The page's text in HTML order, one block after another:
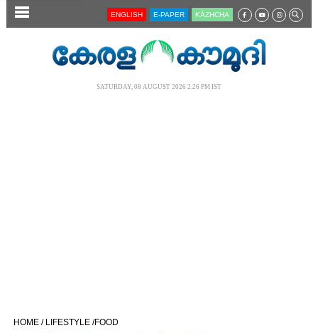
SECTIONS ENGLISH E-PAPER KĀZHCHA
SATURDAY, 08 AUGUST 2026 2.26 PM IST
HOME / LIFESTYLE /FOOD